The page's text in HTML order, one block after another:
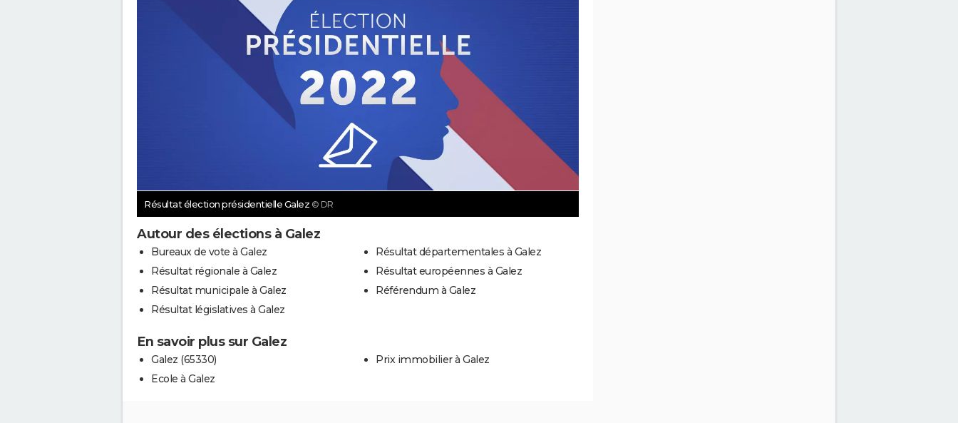
Résultat élection présidentielle Galez © DR
Autour des élections à Galez
Bureaux de vote à Galez
Résultat régionale à Galez
Résultat municipale à Galez
Résultat législatives à Galez
Résultat départementales à Galez
Résultat européennes à Galez
Référendum à Galez
En savoir plus sur Galez
Galez (65330)
Ecole à Galez
Prix immobilier à Galez